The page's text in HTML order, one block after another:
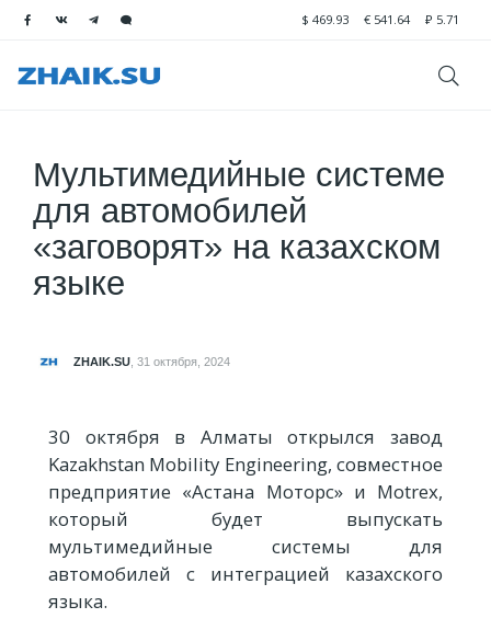
$ 469.93 € 541.64 ₽ 5.71
Мультимедийные системе
для автомобилей
«заговорят» на казахском
языке
ZHAIK.SU 31 октября, 2024
30 октября в Алматы открылся завод
Kazakhstan Mobility Engineering, совместное
предприятие «Астана Моторс» и Motrex,
который будет выпускать
мультимедийные системы для
автомобилей с интеграцией казахского
языка.